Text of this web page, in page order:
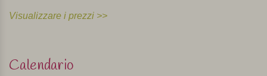
Visualizzare i prezzi >>
Calendario